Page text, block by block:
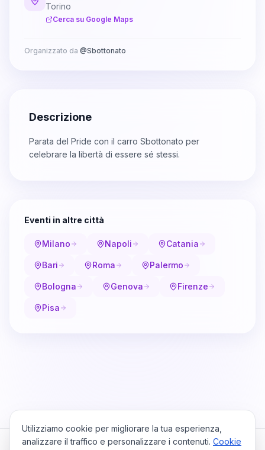
Torino
Cerca su Google Maps
Organizzato da @Sbottonato
Descrizione
Parata del Pride con il carro Sbottonato per
celebrare la libertà di essere sé stessi.
Eventi in altre città
Milano Napoli Catania
Bari Roma Palermo
Bologna Genova Firenze
Pisa
Utilizziamo cookie per migliorare la tua esperienza,
analizzare il traffico e personalizzare i contenuti. Cookie